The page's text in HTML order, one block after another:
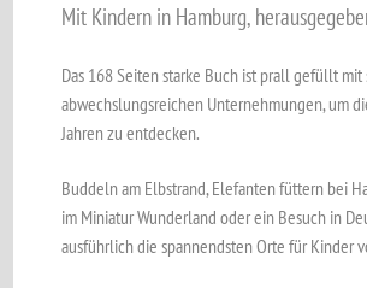
Mit Kindern in Hamburg,
Das 168 Seiten starke Buch ist prall gefüllt
abwechslungsreichen Unternehmungen, um
Jahren zu entdecken.
Buddeln am Elbstrand, Elefanten füttern bei
im Miniatur Wunderland oder ein Besuch in
ausführlich die spannendsten Orte für Kinder